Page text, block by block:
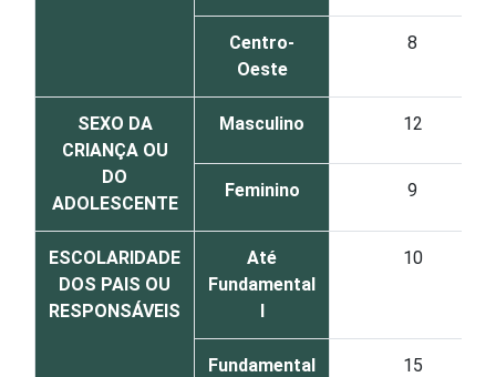
Centro-
Oeste
8
SEXO DA
CRIANÇA OU
DO
ADOLESCENTE
Masculino 12
Feminino 9
ESCOLARIDADE
DOS PAIS OU
RESPONSÁVEIS
Até
Fundamental
I
10
Fundamental
15